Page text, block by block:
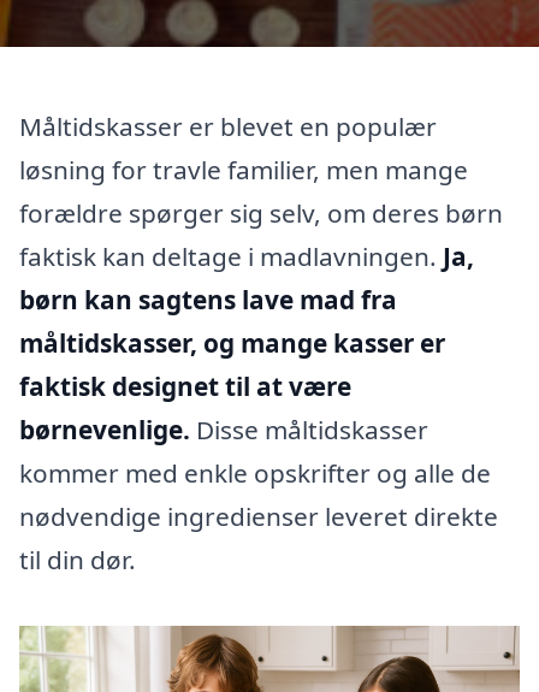
Måltidskasser er blevet en populær
løsning for travle familier, men mange
forældre spørger sig selv, om deres børn
faktisk kan deltage i madlavningen. Ja,
børn kan sagtens lave mad fra
måltidskasser, og mange kasser er
faktisk designet til at være
børnevenlige. Disse måltidskasser
kommer med enkle opskrifter og alle de
nødvendige ingredienser leveret direkte
til din dør.